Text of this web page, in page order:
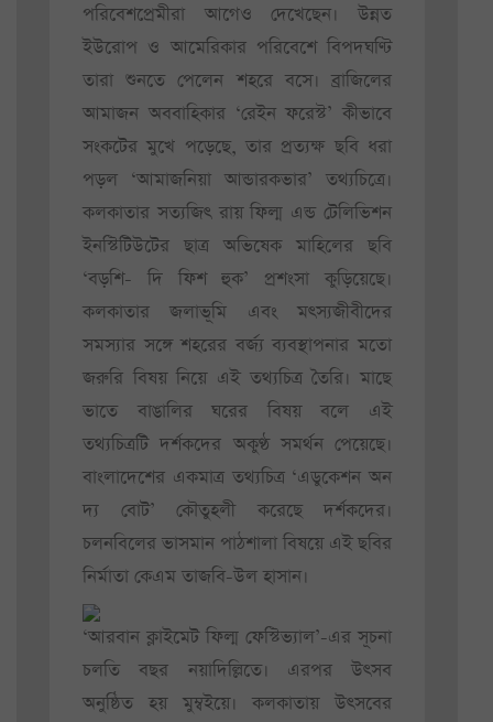
পরিবেশপ্রেমীরা আগেও দেখেছেন। উন্নত
ইউরোপ ও আমেরিকার পরিবেশে বিপদঘণ্টি
তারা শুনতে পেলেন শহরে বসে। ব্রাজিলের
আমাজন অববাহিকার ‘রেইন ফরেস্ট’ কীভাবে
সংকটের মুখে পড়েছে, তার প্রত্যক্ষ ছবি ধরা
পড়ল ‘আমাজনিয়া আন্ডারকভার’ তথ্যচিত্রে।
কলকাতার সত্যজিৎ রায় ফিল্ম এন্ড টেলিভিশন
ইনস্টিটিউটের ছাত্র অভিষেক মাহিলের ছবি
‘বড়শি- দি ফিশ হুক’ প্রশংসা কুড়িয়েছে।
কলকাতার জলাভূমি এবং মৎস্যজীবীদের
সমস্যার সঙ্গে শহরের বর্জ্য ব্যবস্থাপনার মতো
জরুরি বিষয় নিয়ে এই তথ্যচিত্র তৈরি। মাছে
ভাতে বাঙালির ঘরের বিষয় বলে এই
তথ্যচিত্রটি দর্শকদের অকুণ্ঠ সমর্থন পেয়েছে।
বাংলাদেশের একমাত্র তথ্যচিত্র ‘এডুকেশন অন
দ্য বোট’ কৌতুহলী করেছে দর্শকদের।
চলনবিলের ভাসমান পাঠশালা বিষয়ে এই ছবির
নির্মাতা কেএম তাজবি-উল হাসান।
‘আরবান ক্লাইমেট ফিল্ম ফেস্টিভ্যাল’-এর সূচনা
চলতি বছর নয়াদিল্লিতে। এরপর উৎসব
অনুষ্ঠিত হয় মুম্বইয়ে। কলকাতায় উৎসবের